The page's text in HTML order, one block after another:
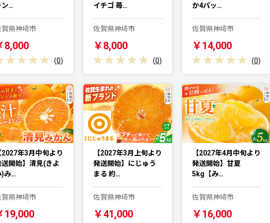
ン…
賀県神埼市
8,000
(0)
イチゴ 苺…
佐賀県神埼市
￥8,000
(0)
か4パッ…
佐賀県神埼市
￥14,000
(0)
2027年3月中旬より
送開始】清見(きよ
)み…
賀県神埼市
19,000
【2027年3月上旬より
発送開始】にじゅう
まる 約…
佐賀県神埼市
￥41,000
【2027年4月中旬より
発送開始】甘夏
5kg【み…
佐賀県神埼市
￥16,000